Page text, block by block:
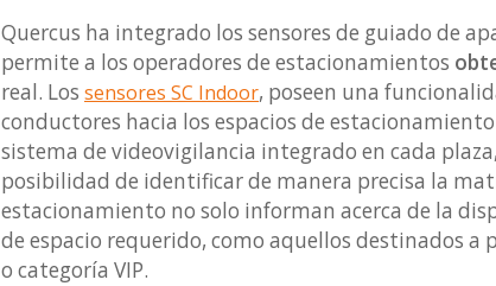
Quercus ha integrado los sensores de guiado de
permite a los operadores de estacionamientos
real. Los sensores SC Indoor, poseen una
conductores hacia los espacios de
sistema de videovigilancia integrado en cada
posibilidad de identificar de manera precisa la
estacionamiento no solo informan acerca de la
de espacio requerido, como aquellos destinados
o categoría VIP.